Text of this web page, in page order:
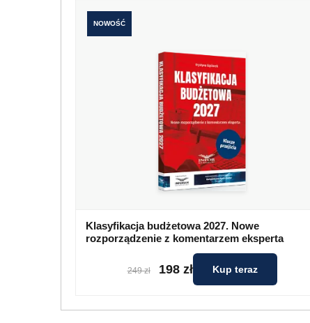
NOWOŚĆ
Klasyfikacja budżetowa 2027. Nowe
rozporządzenie z komentarzem eksperta
249 zł 198 zł Kup teraz